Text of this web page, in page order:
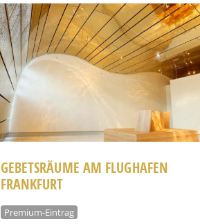
GEBETSRÄUME AM FLUGHAFEN
FRANKFURT
Premium-Eintrag